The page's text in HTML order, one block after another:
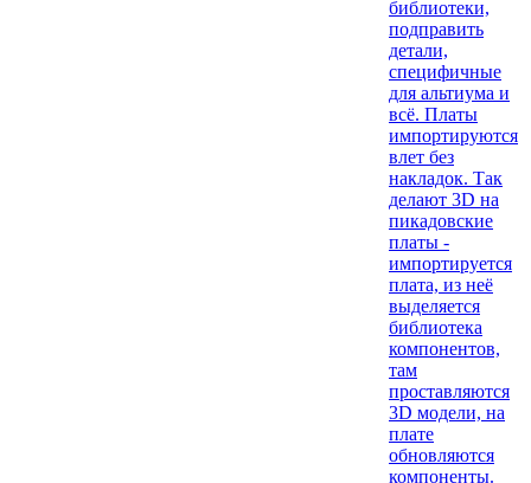
библиотеки,
подправить
детали,
специфичные
для альтиума и
всё. Платы
импортируются
влет без
накладок. Так
делают 3D на
пикадовские
платы -
импортируется
плата, из неё
выделяется
библиотека
компонентов,
там
проставляются
3D модели, на
плате
обновляются
компоненты.